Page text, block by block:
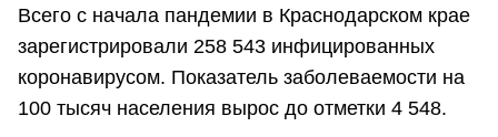
Всего с начала пандемии в Краснодарском крае
зарегистрировали 258 543 инфицированных
коронавирусом. Показатель заболеваемости на
100 тысяч населения вырос до отметки 4 548.